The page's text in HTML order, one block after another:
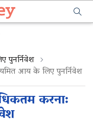
पुनर्निवेश
आय के लिए पुनर्निवेश
करना: